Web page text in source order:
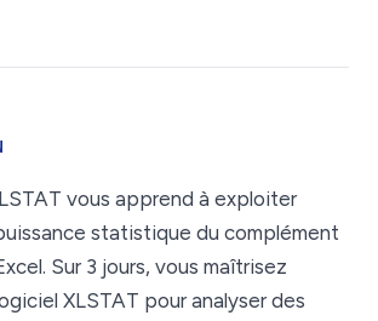
vous apprend à exploiter
statistique du complément
Sur 3 jours, vous maîtrisez
XLSTAT pour analyser des